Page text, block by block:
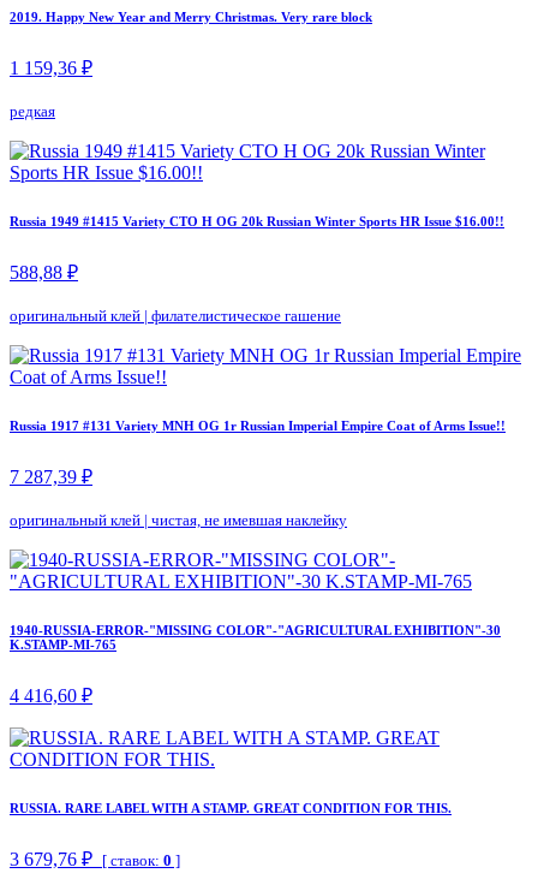
2019. Happy New Year and Merry Christmas. Very rare block
1 159,36 ₽
редкая
Russia 1949 #1415 Variety CTO H OG 20k Russian Winter Sports HR Issue $16.00!!
588,88 ₽
оригинальный клей | филателистическое гашение
Russia 1917 #131 Variety MNH OG 1r Russian Imperial Empire Coat of Arms Issue!!
7 287,39 ₽
оригинальный клей | чистая, не имевшая наклейку
1940-RUSSIA-ERROR-"MISSING COLOR"-"AGRICULTURAL EXHIBITION"-30
K.STAMP-MI-765
4 416,60 ₽
RUSSIA. RARE LABEL WITH A STAMP. GREAT CONDITION FOR THIS.
3 679,76 ₽ [ ставок: 0 ]